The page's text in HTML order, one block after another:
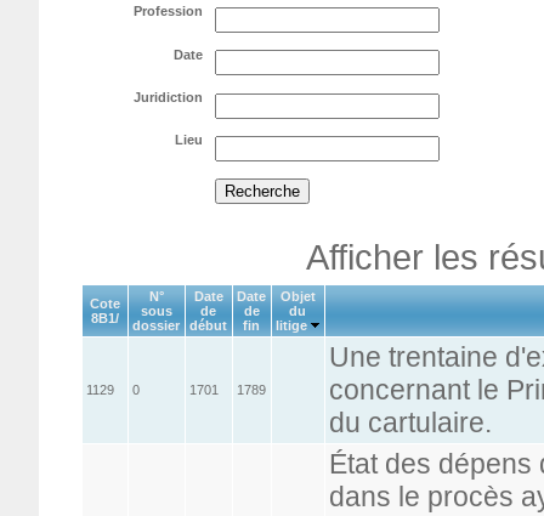
Profession
Date
Juridiction
Lieu
Afficher les
Cote
8B1/
N°
sous
dossier
Date
de
début
Date
de
fin
Objet
du
litige
1129 0 1701 1789
Une trentaine
concernant le
du cartulaire.
État des
dans le procès